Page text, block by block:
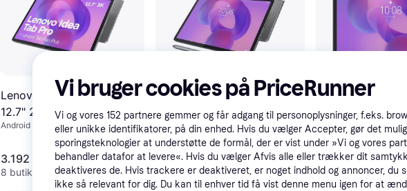
Lenovo Idea Tab Pro
12.7" 256 GB Tablet
4.4
Android 14
3.192 kr.
8 butikker
Lenovo Idea Tab WiFi
11.0 Tablet 8GB RAM
256GB Pen Grey
3.8
1.615 kr.
5 butikker
Lenovo Idea
128 GB Wi-Fi 5
Android 14, Android
1.606 kr.1.632
Eller 535 kr./md.
9 butikker
Vi bruger cookies på PriceRunner
Vi og vores 152 partnere gemmer og får adgang til personoplysninger, f.eks.
eller unikke identifikatorer, på din enhed. Hvis du vælger Accepter, gør det
sporingsteknologier at understøtte de formål, der er vist under »Vi og vores
behandler datafor at levere«. Hvis du vælger Afvis alle eller trækker dit
deaktiveres de. Hvis trackere er deaktiveret, er noget indhold og annoncer, du
ikke så relevant for dig. Du kan til enhver tid få vist denne menu igen for at